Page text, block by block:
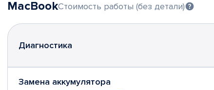
MacBookСтоимость работы (без детали)
Диагностика
Замена аккумулятора